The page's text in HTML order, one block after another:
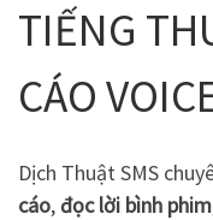
TIẾNG
CÁO
Dịch Thuật SMS
cáo,đọc lời bình